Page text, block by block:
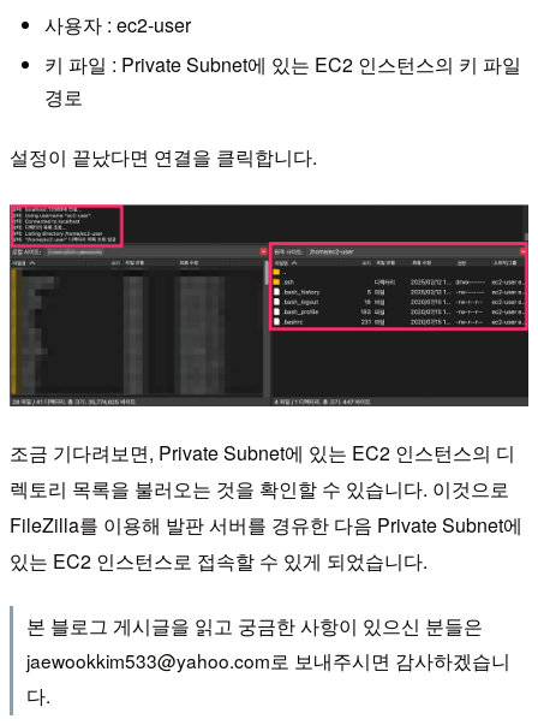
사용자 : ec2-user
키 파일 : Private Subnet에 있는 EC2 인스턴스의 키 파일
경로
설정이 끝났다면 연결을 클릭합니다.
조금 기다려보면, Private Subnet에 있는 EC2 인스턴스의 디
렉토리 목록을 불러오는 것을 확인할 수 있습니다. 이것으로
FileZilla를 이용해 발판 서버를 경유한 다음 Private Subnet에
있는 EC2 인스턴스로 접속할 수 있게 되었습니다.
본 블로그 게시글을 읽고 궁금한 사항이 있으신 분들은
jaewookkim533@yahoo.com로 보내주시면 감사하겠습니
다.